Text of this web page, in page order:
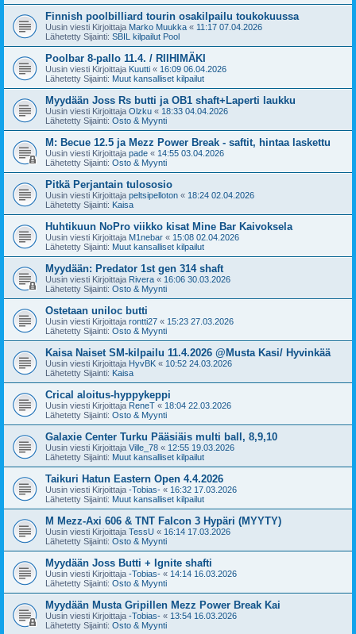
Finnish poolbilliard tourin osakilpailu toukokuussa
Uusin viesti Kirjoittaja Marko Muukka « 11:17 07.04.2026
Lähetetty Sijainti: SBIL kilpailut Pool
Poolbar 8-pallo 11.4. / RIIHIMÄKI
Uusin viesti Kirjoittaja Kuutti « 16:09 06.04.2026
Lähetetty Sijainti: Muut kansalliset kilpailut
Myydään Joss Rs butti ja OB1 shaft+Laperti laukku
Uusin viesti Kirjoittaja Olzku « 18:33 04.04.2026
Lähetetty Sijainti: Osto & Myynti
M: Becue 12.5 ja Mezz Power Break - saftit, hintaa laskettu
Uusin viesti Kirjoittaja pade « 14:55 03.04.2026
Lähetetty Sijainti: Osto & Myynti
Pitkä Perjantain tulososio
Uusin viesti Kirjoittaja peltsipelloton « 18:24 02.04.2026
Lähetetty Sijainti: Kaisa
Huhtikuun NoPro viikko kisat Mine Bar Kaivoksela
Uusin viesti Kirjoittaja M1nebar « 15:08 02.04.2026
Lähetetty Sijainti: Muut kansalliset kilpailut
Myydään: Predator 1st gen 314 shaft
Uusin viesti Kirjoittaja Rivera « 16:06 30.03.2026
Lähetetty Sijainti: Osto & Myynti
Ostetaan uniloc butti
Uusin viesti Kirjoittaja rontti27 « 15:23 27.03.2026
Lähetetty Sijainti: Osto & Myynti
Kaisa Naiset SM-kilpailu 11.4.2026 @Musta Kasi/ Hyvinkää
Uusin viesti Kirjoittaja HyvBK « 10:52 24.03.2026
Lähetetty Sijainti: Kaisa
Crical aloitus-hyppykeppi
Uusin viesti Kirjoittaja ReneT « 18:04 22.03.2026
Lähetetty Sijainti: Osto & Myynti
Galaxie Center Turku Pääsiäis multi ball, 8,9,10
Uusin viesti Kirjoittaja Ville_78 « 12:55 19.03.2026
Lähetetty Sijainti: Muut kansalliset kilpailut
Taikuri Hatun Eastern Open 4.4.2026
Uusin viesti Kirjoittaja -Tobias- « 16:32 17.03.2026
Lähetetty Sijainti: Muut kansalliset kilpailut
M Mezz-Axi 606 & TNT Falcon 3 Hypäri (MYYTY)
Uusin viesti Kirjoittaja TessU « 16:14 17.03.2026
Lähetetty Sijainti: Osto & Myynti
Myydään Joss Butti + Ignite shafti
Uusin viesti Kirjoittaja -Tobias- « 14:14 16.03.2026
Lähetetty Sijainti: Osto & Myynti
Myydään Musta Gripillen Mezz Power Break Kai
Uusin viesti Kirjoittaja -Tobias- « 13:54 16.03.2026
Lähetetty Sijainti: Osto & Myynti